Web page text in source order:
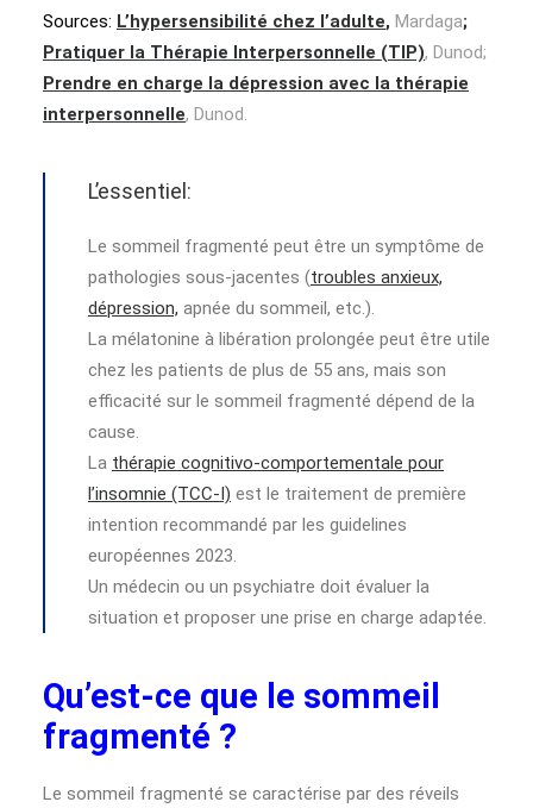
Sources: L’hypersensibilité chez l’adulte, Mardaga;
Pratiquer la Thérapie Interpersonnelle (TIP), Dunod;
Prendre en charge la dépression avec la thérapie
interpersonnelle, Dunod.
L’essentiel:
Le sommeil fragmenté peut être un symptôme de
pathologies sous-jacentes (troubles anxieux,
dépression, apnée du sommeil, etc.).
La mélatonine à libération prolongée peut être utile
chez les patients de plus de 55 ans, mais son
efficacité sur le sommeil fragmenté dépend de la
cause.
La thérapie cognitivo-comportementale pour
l’insomnie (TCC-I) est le traitement de première
intention recommandé par les guidelines
européennes 2023.
Un médecin ou un psychiatre doit évaluer la
situation et proposer une prise en charge adaptée.
Qu’est-ce que le sommeil
fragmenté ?
Le sommeil fragmenté se caractérise par des réveils